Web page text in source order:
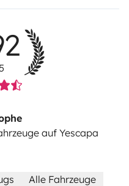
auf Yescapa
Alle Fahrzeuge